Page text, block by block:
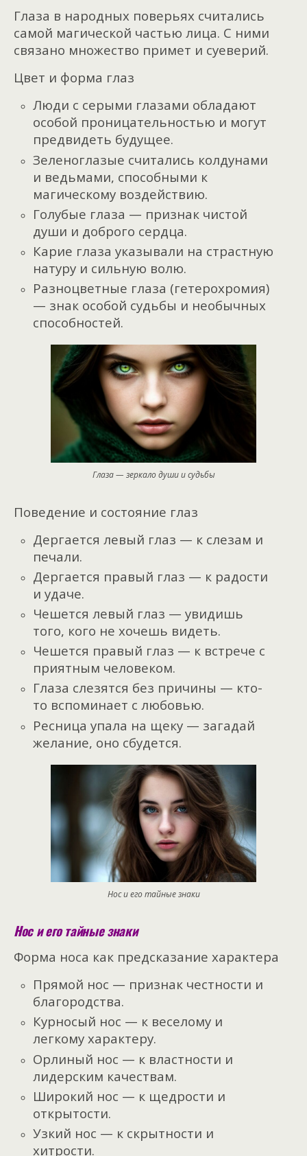
Глаза в народных поверьях считались
самой магической частью лица. С ними
связано множество примет и суеверий.
Цвет и форма глаз
Люди с серыми глазами обладают
особой проницательностью и могут
предвидеть будущее.
Зеленоглазые считались колдунами
и ведьмами, способными к
магическому воздействию.
Голубые глаза — признак чистой
души и доброго сердца.
Карие глаза указывали на страстную
натуру и сильную волю.
Разноцветные глаза (гетерохромия)
— знак особой судьбы и необычных
способностей.
Глаза — зеркало души и судьбы
Поведение и состояние глаз
Дергается левый глаз — к слезам и
печали.
Дергается правый глаз — к радости
и удаче.
Чешется левый глаз — увидишь
того, кого не хочешь видеть.
Чешется правый глаз — к встрече с
приятным человеком.
Глаза слезятся без причины — кто-
то вспоминает с любовью.
Ресница упала на щеку — загадай
желание, оно сбудется.
Нос и его тайные знаки
Нос и его тайные знаки
Форма носа как предсказание характера
Прямой нос — признак честности и
благородства.
Курносый нос — к веселому и
легкому характеру.
Орлиный нос — к властности и
лидерским качествам.
Широкий нос — к щедрости и
открытости.
Узкий нос — к скрытности и
хитрости.